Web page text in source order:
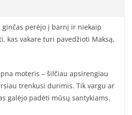
ginčas perėjo į barnį ir niekaip
kas vakare turi pavedžioti Maksą,
moteris – šilčiau apsirengiau
trenkusi durimis. Tik vargu ar
galėjo padėti mūsų santykiams.